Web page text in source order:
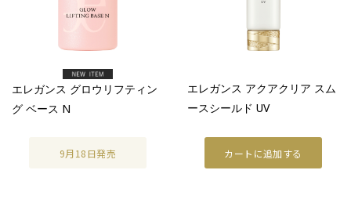
WRAPPING
ベストコスメ
アーティスト
オンラインストア
エレガンス グロウリフティン
グ ベース N
9月18日発売
エレガンス アクアクリア スム
ースシールド UV
カートに追加する